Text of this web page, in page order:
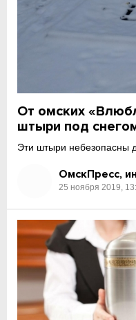
От омских
штыри под
Эти штыри небезопасны
ОмскПресс,
25 ноября 2019,